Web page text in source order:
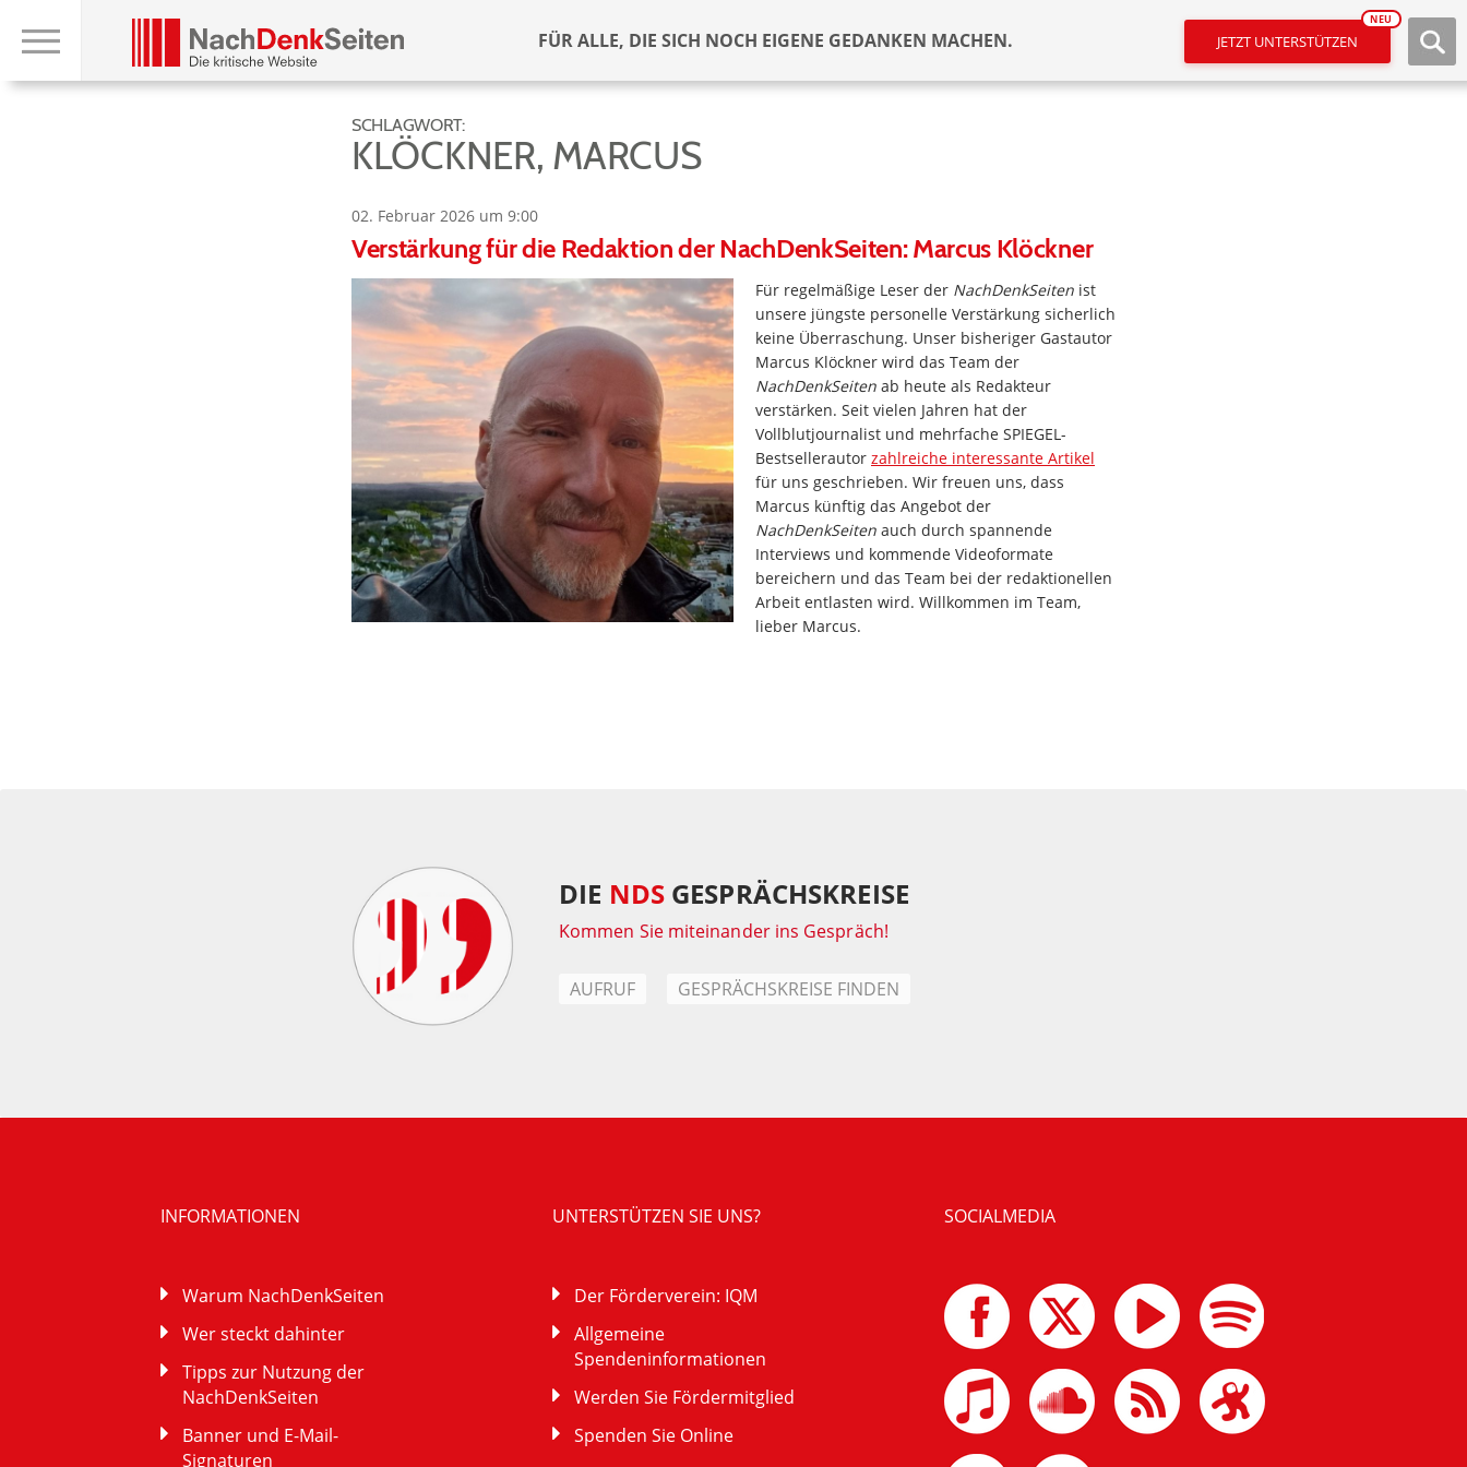
FÜR ALLE, DIE SICH NOCH EIGENE GEDANKEN MACHEN. JETZT UNTERSTÜTZEN
NEU
SCHLAGWORT:
KLÖCKNER, MARCUS
02. Februar 2026 um 9:00
Verstärkung für die Redaktion der NachDenkSeiten: Marcus Klöckner
Für regelmäßige Leser der NachDenkSeiten ist
unsere jüngste personelle Verstärkung sicherlich
keine Überraschung. Unser bisheriger Gastautor
Marcus Klöckner wird das Team der
NachDenkSeiten ab heute als Redakteur
verstärken. Seit vielen Jahren hat der
Vollblutjournalist und mehrfache SPIEGEL-
Bestsellerautor zahlreiche interessante Artikel
für uns geschrieben. Wir freuen uns, dass
Marcus künftig das Angebot der
NachDenkSeiten auch durch spannende
Interviews und kommende Videoformate
bereichern und das Team bei der redaktionellen
Arbeit entlasten wird. Willkommen im Team,
lieber Marcus.
DIE NDSGESPRÄCHSKREISE
Kommen Sie miteinander ins Gespräch!
AUFRUF GESPRÄCHSKREISE FINDEN
INFORMATIONEN
Warum NachDenkSeiten
Wer steckt dahinter
Tipps zur Nutzung der
NachDenkSeiten
Banner und E-Mail-
Signaturen
UNTERSTÜTZEN SIE UNS?
Der Förderverein: IQM
Allgemeine
Spendeninformationen
Werden Sie Fördermitglied
Spenden Sie Online
SOCIALMEDIA